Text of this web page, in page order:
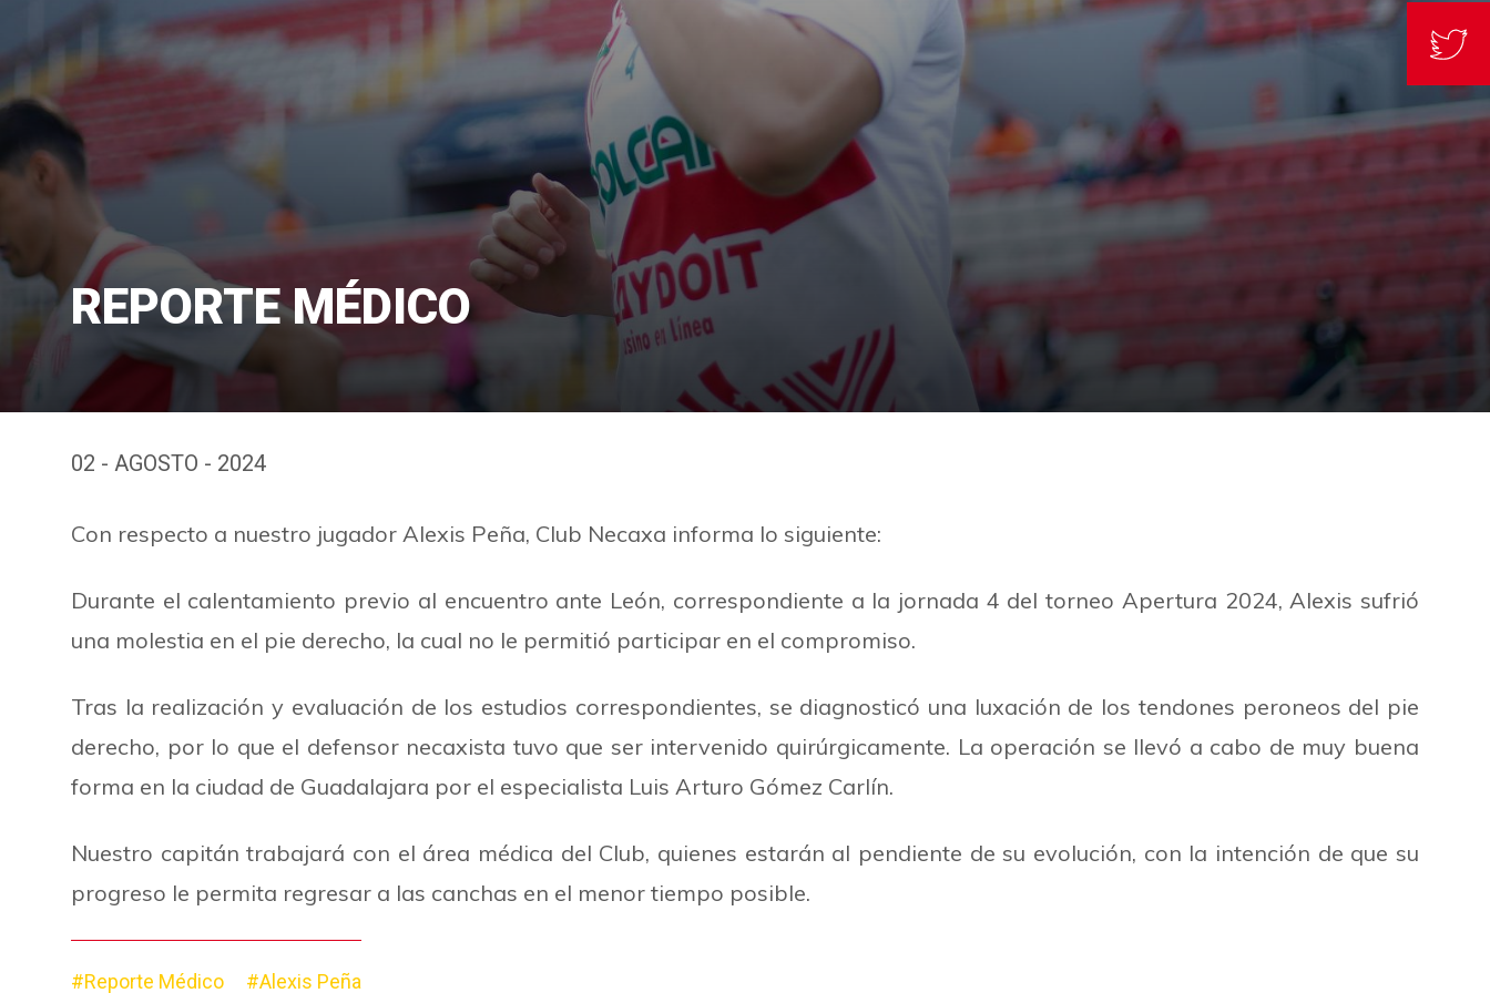
REPORTE MÉDICO
02 - AGOSTO - 2024
Con respecto a nuestro jugador Alexis Peña, Club Necaxa informa lo siguiente:
Durante el calentamiento previo al encuentro ante León, correspondiente a la jornada 4 del torneo Apertura 2024, Alexis sufrió
una molestia en el pie derecho, la cual no le permitió participar en el compromiso.
Tras la realización y evaluación de los estudios correspondientes, se diagnosticó una luxación de los tendones peroneos del pie
derecho, por lo que el defensor necaxista tuvo que ser intervenido quirúrgicamente. La operación se llevó a cabo de muy buena
forma en la ciudad de Guadalajara por el especialista Luis Arturo Gómez Carlín.
Nuestro capitán trabajará con el área médica del Club, quienes estarán al pendiente de su evolución, con la intención de que su
progreso le permita regresar a las canchas en el menor tiempo posible.
#Reporte Médico #Alexis Peña